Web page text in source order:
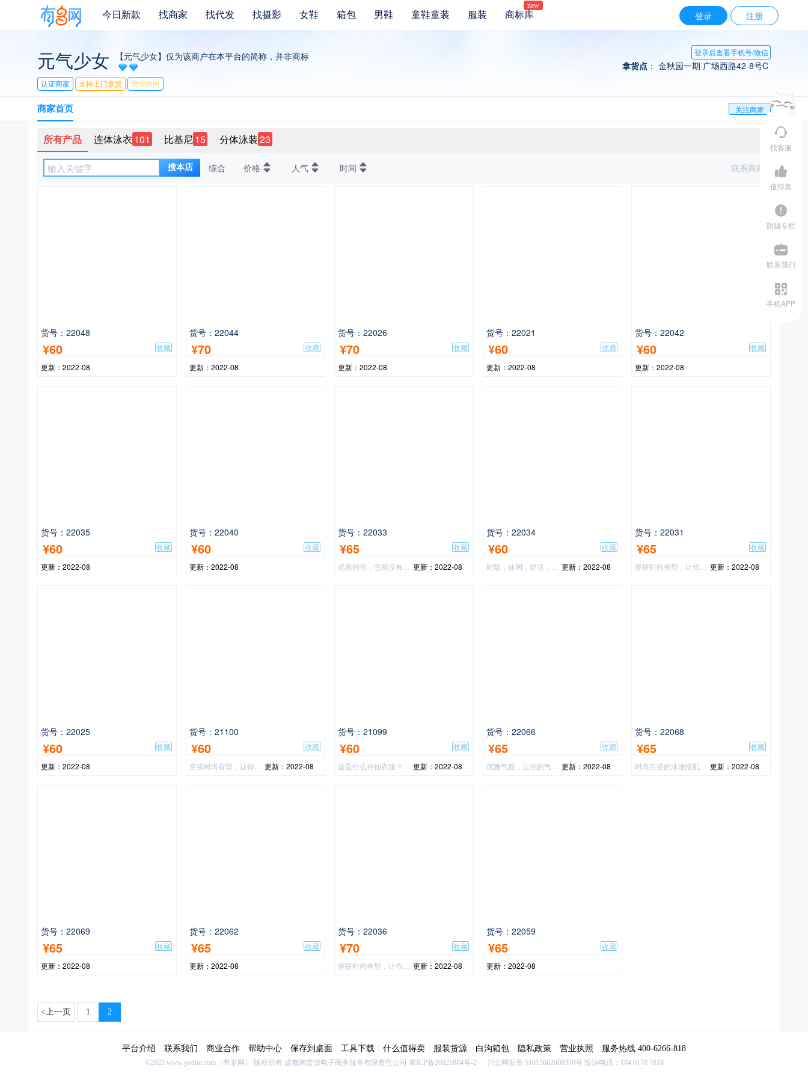
今日新款 找商家 找代发 找摄影 女鞋 箱包 男鞋 童鞋童装 服装
new
商标库 登录 注册
找客服
值得卖
防骗专栏
联系我们
手机APP
元气少女 【元气少女】仅为该商户在本平台的简称，并非商标
认证商家 支持上门拿货 营业执照
登录后查看手机号/微信
拿货点 ： 金秋园一期 广场西路42-8号C
商家首页 关注商家
所有产品 连体泳衣 101 比基尼15 分体泳装23
综合 价格 人气 时间 联系商家
货号：22048
收藏
¥60
更新：2022-08
货号：22044
收藏
¥70
更新：2022-08
货号：22026
收藏
¥70
更新：2022-08
货号：22021
收藏
¥60
更新：2022-08
货号：22042
收藏
¥60
更新：2022-08
货号：22035
收藏
¥60
更新：2022-08
货号：22040
收藏
¥60
更新：2022-08
货号：22033
收藏
¥65
更新：2022-08
货号：22034
收藏
¥60
更新：2022-08
货号：22031
收藏
¥65
更新：2022-08
货号：22025
收藏
¥60
更新：2022-08
货号：21100
收藏
¥60
更新：2022-08
货号：21099
收藏
¥60
更新：2022-08
货号：22066
收藏
¥65
更新：2022-08
货号：22068
收藏
¥65
更新：2022-08
货号：22069
收藏
¥65
更新：2022-08
货号：22062
收藏
¥65
更新：2022-08
货号：22036
收藏
¥70
更新：2022-08
货号：22059
收藏
¥65
更新：2022-08
<上一页 1 2
平台介绍 联系我们 商业合作 帮助中心 保存到桌面 工具下载 什么值得卖 服装货源 白沟箱包 隐私政策 营业执照 服务热线 400-6266-818
©2022 www.yoduo.com（有多网） 版权所有 成都淘货源电子商务服务有限责任公司 蜀ICP备20021884号-2 川公网安备 51015602000370号投诉电话：184 0178 7818